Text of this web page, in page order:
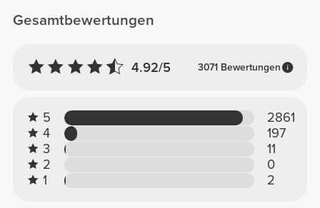
Gesamtbewertungen
4.92/5 3071 Bewertungen
5
2861
4
197
3
11
2
0
1
2